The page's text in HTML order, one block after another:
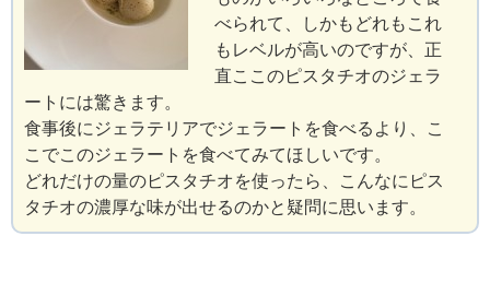
べられて、しかもどれもこれ
もレベルが高いのですが、正
直ここのピスタチオのジェラ
ートには驚きます。
食事後にジェラテリアでジェラートを食べるより、こ
こでこのジェラートを食べてみてほしいです。
どれだけの量のピスタチオを使ったら、こんなにピス
タチオの濃厚な味が出せるのかと疑問に思います。